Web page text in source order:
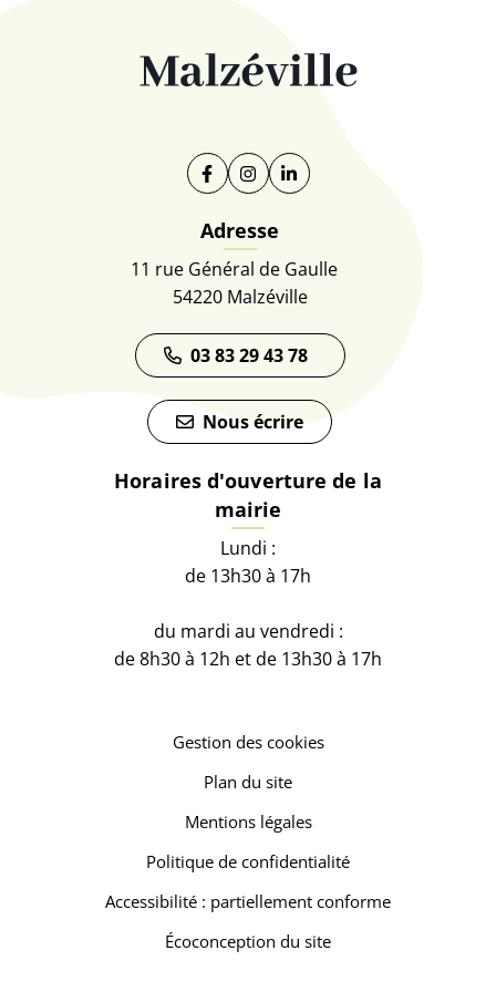
Facebook
(ouverture dans un nouvel onglet)
Instagram
(ouverture dans un nouvel
Linkedin
(ouverture dans un
Adresse
11 rue Général de Gaulle
54220 Malzéville
03 83 29 43 78
Nous écrire
Horaires d'ouverture de la
mairie
Lundi :
de 13h30 à 17h
du mardi au vendredi :
de 8h30 à 12h et de 13h30 à 17h
Gestion des cookies
Plan du site
Mentions légales
Politique de confidentialité
Accessibilité : partiellement conforme
Écoconception du site